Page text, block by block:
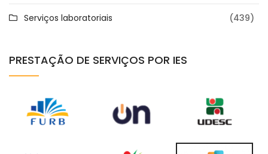
Serviços laboratoriais (439)
PRESTAÇÃO DE SERVIÇOS POR IES